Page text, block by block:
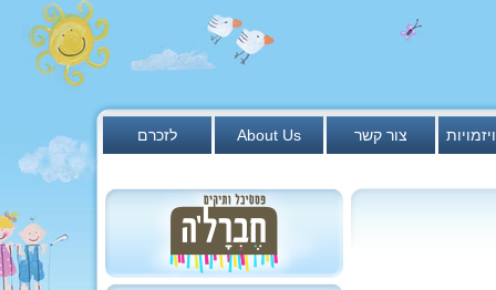
לזכרם About Us צור קשר